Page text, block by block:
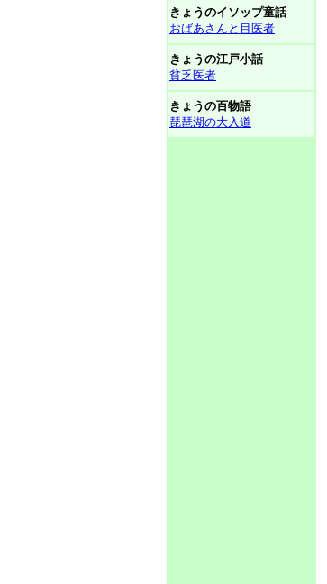
きょうのイソップ童話
おばあさんと目医者
きょうの江戸小話
貧乏医者
きょうの百物語
琵琶湖の大入道